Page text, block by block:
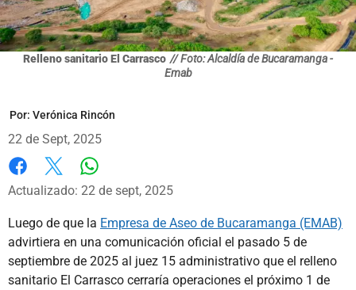
Relleno sanitario El Carrasco // Foto: Alcaldía de Bucaramanga -
Emab
Por: Verónica Rincón
22 de Sept, 2025
Facebook
X
Actualizado: 22 de sept, 2025
Luego de que la Empresa de Aseo de Bucaramanga (EMAB)
advirtiera en una comunicación oficial el pasado 5 de
septiembre de 2025 al juez 15 administrativo que el relleno
sanitario El Carrasco cerraría operaciones el próximo 1 de